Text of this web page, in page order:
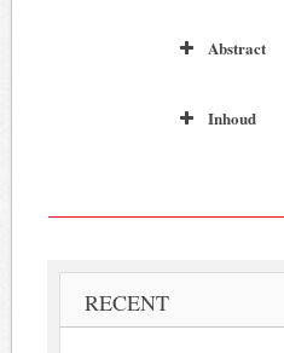
Abstract
Inhoud
RECENT